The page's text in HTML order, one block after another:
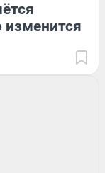
изменится